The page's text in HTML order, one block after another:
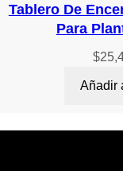
Tablero De
Para
$
Añadir